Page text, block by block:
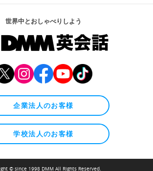
世界中とおしゃべりしよう
企業法人のお客様
学校法人のお客様
© since 1998 DMM All Rights Reserved.